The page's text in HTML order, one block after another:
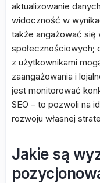
aktualizowanie
widoczność w
także angażować się
społecznościowych;
z użytkownikami
zaangażowania i
jest monitorować
SEO – to pozwoli na
rozwoju własnej
Jakie są